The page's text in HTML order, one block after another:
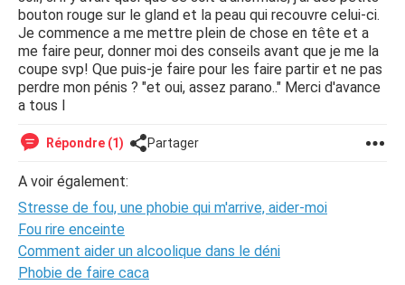
bouton rouge sur le gland et la peau qui recouvre celui-ci.
Je commence a me mettre plein de chose en tête et a
me faire peur, donner moi des conseils avant que je me la
coupe svp! Que puis-je faire pour les faire partir et ne pas
perdre mon pénis ? "et oui, assez parano.." Merci d'avance
a tous l
Répondre (1) Partager
A voir également:
Stresse de fou, une phobie qui m'arrive, aider-moi
Fou rire enceinte
Comment aider un alcoolique dans le déni
Phobie de faire caca